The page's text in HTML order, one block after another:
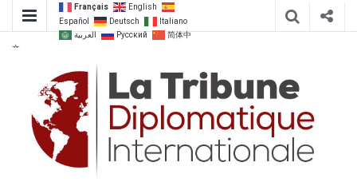
Français
English
Español
Deutsch
Italiano
العربية
Русский
简体中
文